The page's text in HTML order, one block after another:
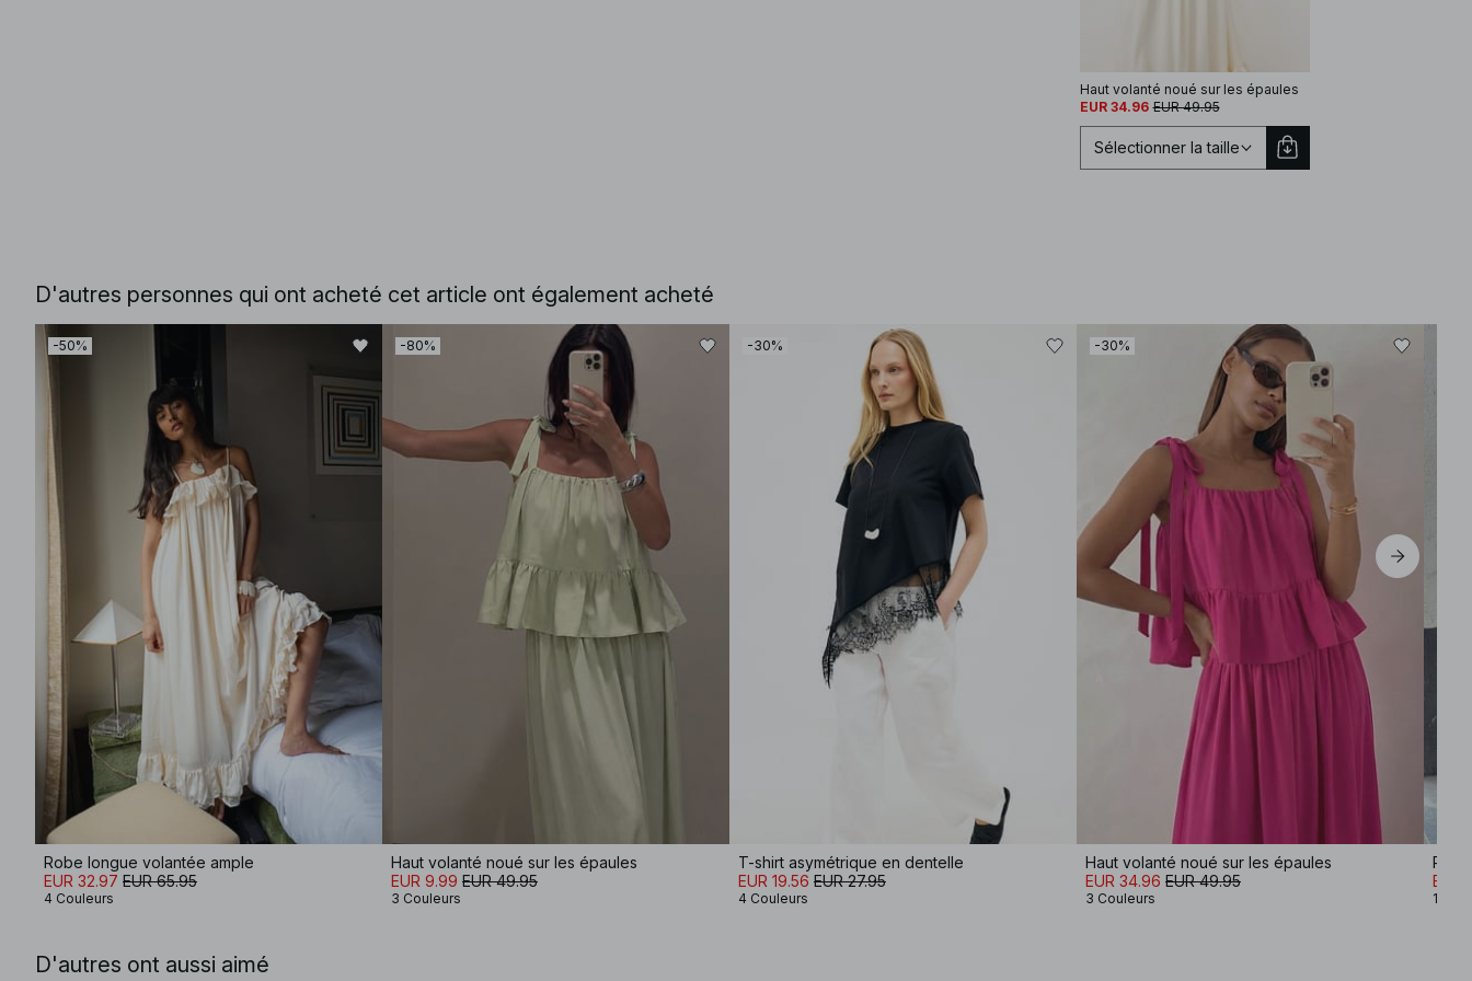
Haut volanté noué sur les épaules
EUR 34.96 EUR 49.95
EU 36
EU 42
EU 44
Sélectionner la taille
D'autres personnes qui ont acheté cet article ont également acheté
-50%
Robe longue volantée ample
EUR 32.97 EUR 65.95
4 Couleurs
-80%
Haut volanté noué sur les épaules
EUR 9.99 EUR 49.95
3 Couleurs
-30%
T-shirt asymétrique en dentelle
EUR 19.56 EUR 27.95
4 Couleurs
-30%
Haut volanté noué sur les épaules
EUR 34.96 EUR 49.95
3 Couleurs
Pull
EUR
12
D'autres ont aussi aimé